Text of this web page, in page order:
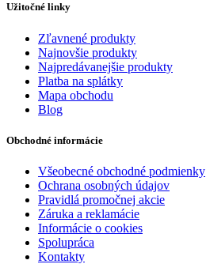
Užitočné linky
Zľavnené produkty
Najnovšie produkty
Najpredávanejšie produkty
Platba na splátky
Mapa obchodu
Blog
Obchodné informácie
Všeobecné obchodné podmienky
Ochrana osobných údajov
Pravidlá promočnej akcie
Záruka a reklamácie
Informácie o cookies
Spolupráca
Kontakty